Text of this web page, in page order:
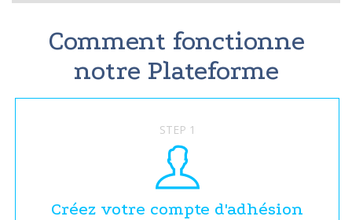
Comment fonctionne
notre Plateforme
STEP 1
Créez votre compte d'adhésion